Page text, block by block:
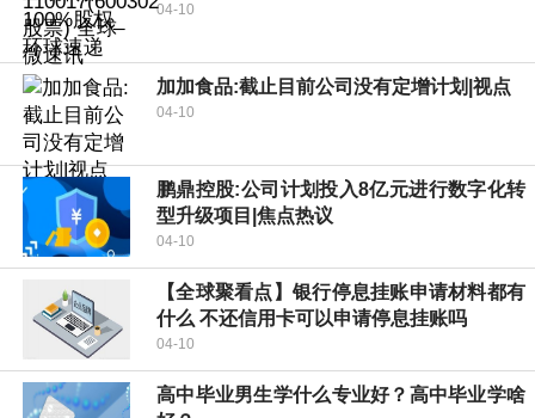
04-10
加加食品:截止目前公司没有定增计划|视点
04-10
鹏鼎控股:公司计划投入8亿元进行数字化转
型升级项目|焦点热议
04-10
【全球聚看点】银行停息挂账申请材料都有
什么 不还信用卡可以申请停息挂账吗
04-10
高中毕业男生学什么专业好？高中毕业学啥